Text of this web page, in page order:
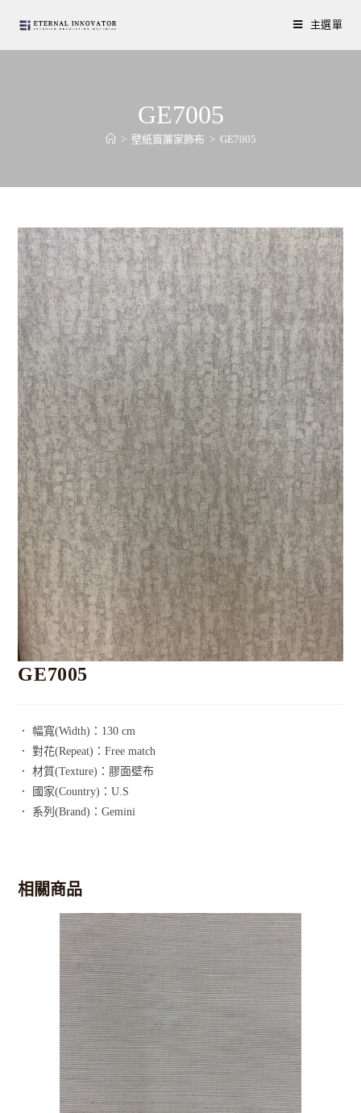
主選單
GE7005
> 壁紙窗簾家飾布 > GE7005
GE7005
． 幅寬(Width)：130 cm
． 對花(Repeat)：Free match
． 材質(Texture)：膠面壁布
． 國家(Country)：U.S
． 系列(Brand)：Gemini
相關商品